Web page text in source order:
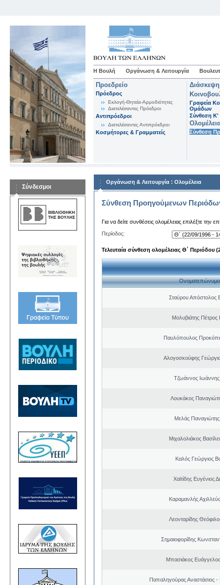
Η Βουλή Οργάνωση & Λειτουργία
Προεδρείο
Πρόεδρος
Εκλογή-Θητεία-Αρμοδιότητες
Διατελέσαντες Πρόεδροι
Αντιπρόεδροι
Διατελέσαντες Αντιπρόεδροι
Κοσμήτορες & Γραμματείς
Γραφεία
Ομάδων
Σύνθεση K'
Σύνθεση
Σύνδεσμοι
Οργάνωση & Λειτουργία : Ολομέλεια
Σύνθεση Προηγούμενων
Για να δείτε συνθέσεις ολομέλειας επιλέξτε την
Περίοδος:
Τελευταία σύνθεση ολομέλειας Θ΄ Περιόδου
Ονοματεπώνυμο
Σταύρου Απόστολος
Μολυβιάτης Πέτρος
Παυλόπουλος
Αλογοσκούφης
Τζωάννος Ιωάννης
Λουκάκος
Μελάς
Μιχαλολιάκος
Καλός Γεώργιος
Χαϊτίδης Ευγένιος
Καραμανλής
Λεονταρίδης
Σημαιοφορίδης
Μπασιάκος
Παπαληγούρας Αναστάσιος -